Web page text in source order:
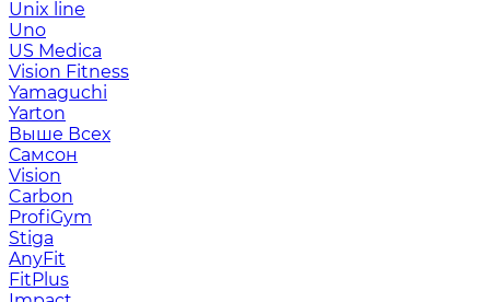
Unix line
Uno
US Medica
Vision Fitness
Yamaguchi
Yarton
Выше Всех
Самсон
Vision
Carbon
ProfiGym
Stiga
AnyFit
FitPlus